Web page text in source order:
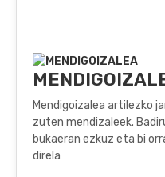
Mendigoizalea artilezko
zuten mendizaleek.
bukaeran ezkuz eta bi
direla